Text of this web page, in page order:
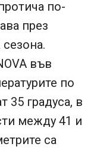
по-
през
във
по
35 градуса, в
между 41 и
са